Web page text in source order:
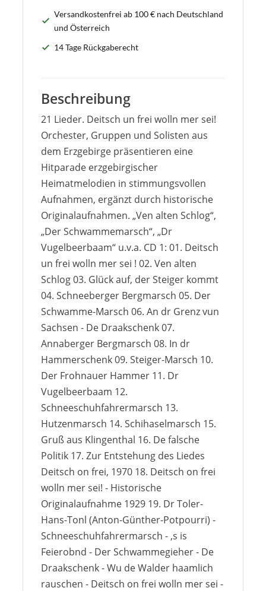
Versandkostenfrei ab 100 € nach Deutschland
und Österreich
14 Tage Rückgaberecht
Beschreibung
21 Lieder. Deitsch un frei wolln mer sei!
Orchester, Gruppen und Solisten aus
dem Erzgebirge präsentieren eine
Hitparade erzgebirgischer
Heimatmelodien in stimmungsvollen
Aufnahmen, ergänzt durch historische
Originalaufnahmen. „Ven alten Schlog“,
„Der Schwammemarsch“, „Dr
Vugelbeerbaam“ u.v.a. CD 1: 01. Deitsch
un frei wolln mer sei ! 02. Ven alten
Schlog 03. Glück auf, der Steiger kommt
04. Schneeberger Bergmarsch 05. Der
Schwamme-Marsch 06. An dr Grenz vun
Sachsen - De Draakschenk 07.
Annaberger Bergmarsch 08. In dr
Hammerschenk 09. Steiger-Marsch 10.
Der Frohnauer Hammer 11. Dr
Vugelbeerbaam 12.
Schneeschuhfahrermarsch 13.
Hutzenmarsch 14. Schihaselmarsch 15.
Gruß aus Klingenthal 16. De falsche
Politik 17. Zur Entstehung des Liedes
Deitsch on frei, 1970 18. Deitsch on frei
wolln mer sei! - Historische
Originalaufnahme 1929 19. Dr Toler-
Hans-Tonl (Anton-Günther-Potpourri) -
Schneeschuhfahrermarsch - ‚s is
Feierobnd - Der Schwammegieher - De
Draakschenk - Wu de Walder haamlich
rauschen - Deitsch on frei wolln mer sei -